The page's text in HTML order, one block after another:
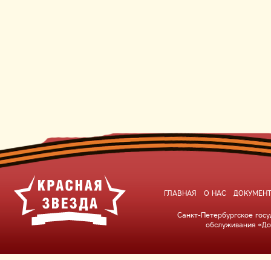
ГЛАВНАЯ О НАС
Санкт-Петербургское
обслуживания